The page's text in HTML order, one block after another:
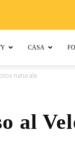
CASA
naturale
al